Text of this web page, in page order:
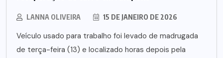
LANNA OLIVEIRA 15 DE JANEIRO DE 2026
Veículo usado para trabalho foi levado de madrugada
de terça-feira (13) e localizado horas depois pela